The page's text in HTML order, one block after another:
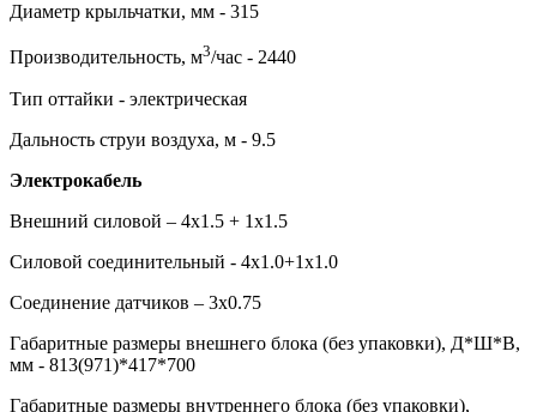
Диаметр крыльчатки, мм - 315
Производительность, м3/час - 2440
Тип оттайки - электрическая
Дальность струи воздуха, м - 9.5
Электрокабель
Внешний силовой – 4х1.5 + 1х1.5
Силовой соединительный - 4х1.0+1х1.0
Соединение датчиков – 3х0.75
Габаритные размеры внешнего блока (без упаковки), Д*Ш*В,
мм - 813(971)*417*700
Габаритные размеры внутреннего блока (без упаковки),